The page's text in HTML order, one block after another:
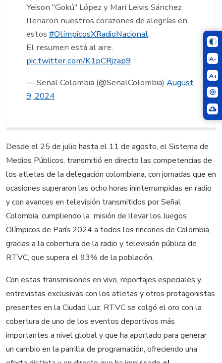
A-
A+
Yeison "Gokú" López y Mari Leivis Sánchez
llenaron nuestros corazones de alegrías en
estos #OlímpicosXRadioNacional.
El resumen está al aire.
pic.twitter.com/K1pCRjzap9
— Señal Colombia (@SenalColombia) August
9, 2024
Desde el 25 de julio hasta el 11 de agosto, el Sistema de
Medios Públicos, transmitió en directo las competencias de
los atletas de la delegación colombiana, con jornadas que en
ocasiones superaron las ocho horas ininterrumpidas en radio
y con avances en televisión transmitidos por Señal
Colombia, cumpliendo la misión de llevar los Juegos
Olímpicos de París 2024 a todos los rincones de Colombia,
gracias a la cobertura de la radio y televisión pública de
RTVC, que supera el 93% de la población.
Con estas transmisiones en vivo, reportajes especiales y
entrevistas exclusivas con los atletas y otros protagonistas
presentes en la Ciudad Luz, RTVC se colgó el oro con la
cobertura de uno de los eventos deportivos más
importantes a nivel global y que ha aportado para generar
un cambio en la parrilla de programación, ofreciendo una